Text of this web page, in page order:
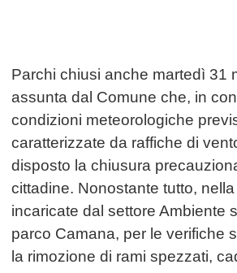
Parchi chiusi anche martedì 31
assunta dal Comune che, in
condizioni meteorologiche
caratterizzate da raffiche di
disposto la chiusura
cittadine. Nonostante tutto,
incaricate dal settore Ambiente
parco Camana, per le verifiche
la rimozione di rami spezzati,